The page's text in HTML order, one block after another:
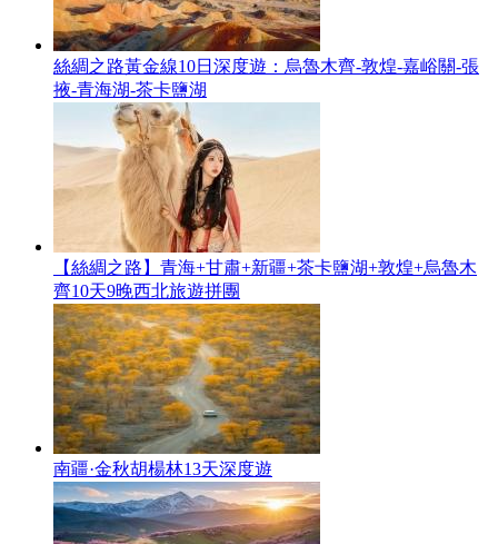
絲綢之路黃金線10日深度遊：烏魯木齊-敦煌-嘉峪關-張
掖-青海湖-茶卡鹽湖
【絲綢之路】青海+甘肅+新疆+茶卡鹽湖+敦煌+烏魯木
齊10天9晚西北旅遊拼團
南疆·金秋胡楊林13天深度遊